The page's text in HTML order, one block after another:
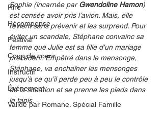
Rire
Récompense
Festival
Coup de coeur
Instructif
Événement
Validé par Romane. Spécial Famille
Sophie (incarnée par Gwendoline Hamon)
est censée avoir pris l’avion. Mais, elle
revient sans prévenir et les surprend. Pour
éviter un scandale, Stéphane convainc sa
femme que Julie est sa fille d'un mariage
précédent. Empêtré dans le mensonge,
Stéphane, va enchaîner les mensonges
jusqu’à ce qu’il perde peu à peu le contrôle
de la situation et se prenne les pieds dans
le tapis.